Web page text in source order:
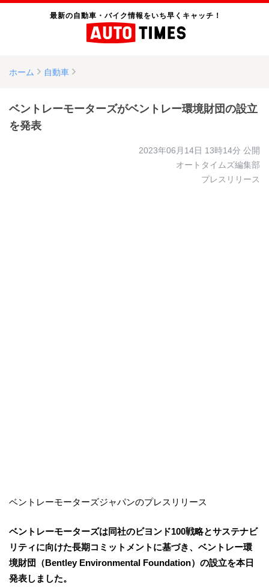
最新の自動車・バイク情報をいち早くキャッチ！
ホーム 自動車
ベントレーモーターズがベントレー環境財団の設立
を発表
2023年06月14日 13時14分 公開
オートタイムズ編集部
プレスリリース
ベントレーモーターズジャパンのプレスリリース
ベントレーモーターズは同社のビヨンド100戦略とサステナビ
リティに向けた長期コミットメントに基づき、ベントレー環
境財団（Bentley Environmental Foundation）の設立を本日
発表しました。